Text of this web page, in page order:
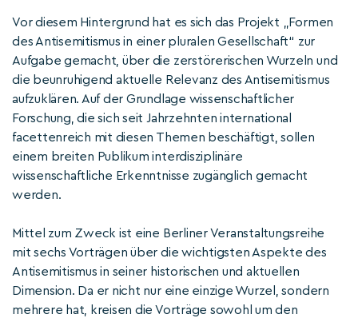
Vor diesem Hintergrund hat es sich das Projekt „Formen
des Antisemitismus in einer pluralen Gesellschaft“ zur
Aufgabe gemacht, über die zerstörerischen Wurzeln und
die beunruhigend aktuelle Relevanz des Antisemitismus
aufzuklären. Auf der Grundlage wissenschaftlicher
Forschung, die sich seit Jahrzehnten international
facettenreich mit diesen Themen beschäftigt, sollen
einem breiten Publikum interdisziplinäre
wissenschaftliche Erkenntnisse zugänglich gemacht
werden.
Mittel zum Zweck ist eine Berliner Veranstaltungsreihe
mit sechs Vorträgen über die wichtigsten Aspekte des
Antisemitismus in seiner historischen und aktuellen
Dimension. Da er nicht nur eine einzige Wurzel, sondern
mehrere hat, kreisen die Vorträge sowohl um den